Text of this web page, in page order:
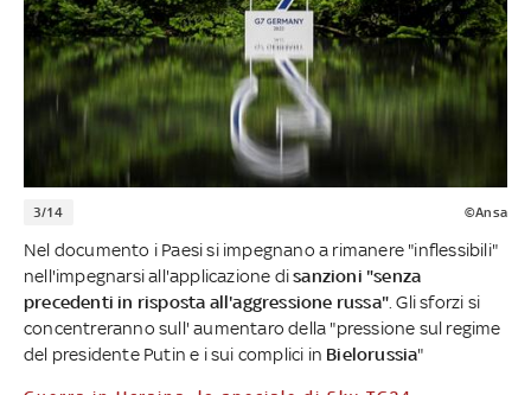
3/14 ©Ansa
Nel documento i Paesi si impegnano a rimanere "inflessibili"
nell'impegnarsi all'applicazione disanzioni "senza
precedenti in risposta all'aggressione russa" . Gli sforzi si
concentreranno sull' aumentaro della "pressione sul regime
del presidente Putin e i sui complici in Bielorussia"